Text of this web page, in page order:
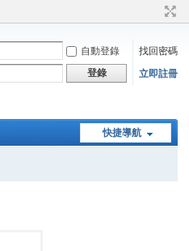
自動登錄
找回密碼
登錄 立即註冊
快捷導航